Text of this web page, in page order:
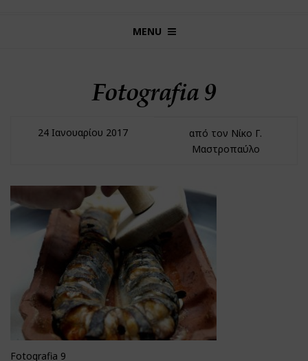
MENU
Fotografia 9
24 Ιανουαρίου 2017
από τον Νίκο Γ.
Μαστροπαύλο
Fotografia 9